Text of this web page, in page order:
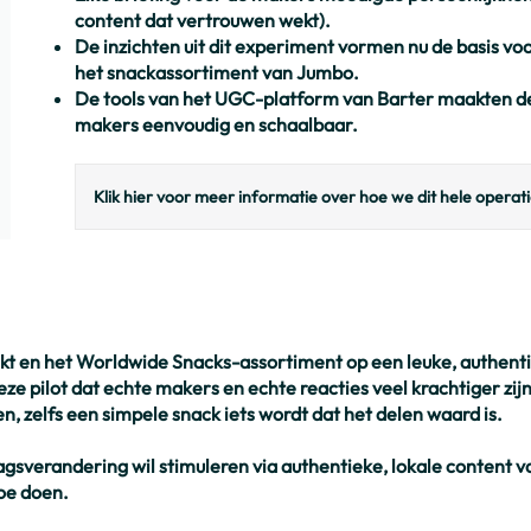
content dat vertrouwen wekt).
De inzichten uit dit experiment vormen nu de basis
het snackassortiment van Jumbo.
De tools van het UGC-platform van Barter maakten
makers eenvoudig en schaalbaar.
Klik hier voor meer informatie over hoe we dit hele
en het Worldwide Snacks-assortiment op een leuke,
pilot dat echte makers en echte reacties veel krachtiger
zelfs een simpele snack iets wordt dat het delen waard is.
wil stimuleren via authentieke, lokale content
doen.